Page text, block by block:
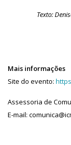
Texto:
Mais informações
Site do evento:
Assessoria de
E-mail: